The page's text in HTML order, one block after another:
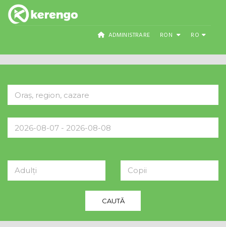
ADMINISTRARE RON RO
Adulți Copii
CAUTĂ